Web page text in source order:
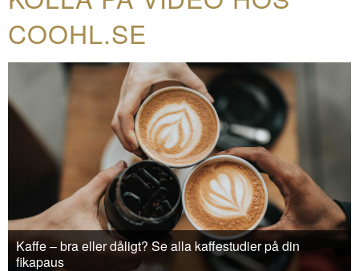
COOHL.SE
Kaffe – bra eller dåligt? Se alla kaffestudier på din
fikapaus